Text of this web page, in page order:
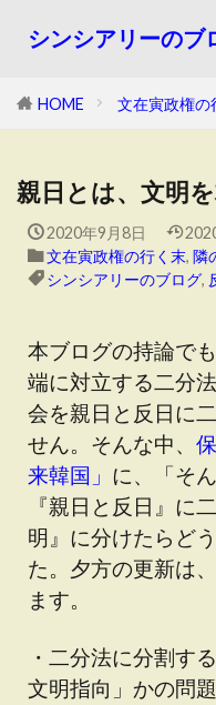
シンシアリーのブ
HOME 文在寅政権の
親日とは、文明
2020年9月8日
文在寅政権の行く末, 隣
シンシアリーのブログ,
本ブログの持論で
端に対立する二分
会を親日と反日に
せん。そんな中、
来韓国」 に、「そ
『親日と反日』に
明』に分けたらど
た。夕方の更新は
ます。
・二分法に分割す
文明指向」かの問